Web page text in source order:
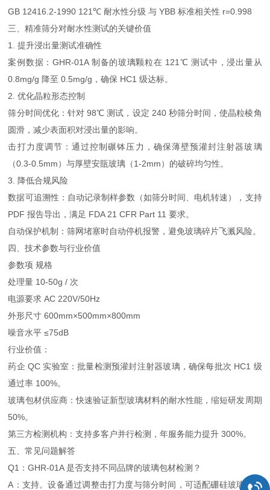
GB 12416.2-1990 121℃ 耐水性分级 与 YBB 标准相关性 r=0.998
三、精准筛分对耐水性测试的关键价值
1. 提升浸出量测试准确性
案例数据：GHR-01A 制备的玻璃颗粒在 121℃ 测试中，浸出量从
0.8mg/g 降至 0.5mg/g，确保 HC1 级达标。
2. 优化晶粒形态控制
筛分时间优化：针对 98℃ 测试，设定 240 秒筛分时间，使晶粒棱角
圆滑，减少表面积对浸出量的影响。
击打力度调节：通过控制碾钵压力，确保薄壁预灌封注射器玻璃
（0.3-0.5mm）与厚壁安瓿玻璃（1-2mm）的破碎均匀性。
3. 降低合规风险
数据可追溯性：自动记录制样参数（如筛分时间、电机转速），支持
PDF 报告导出，满足 FDA 21 CFR Part 11 要求。
自动保护机制：筛网堵塞时自动停机报警，避免玻璃碎片飞溅风险。
四、技术参数与行业价值
参数项 规格
处理量 10-50g / 次
电源要求 AC 220V/50Hz
外形尺寸 600mm×500mm×800mm
噪音水平 ≤75dB
行业价值：
药企 QC 实验室：批量检测预灌封注射器玻璃，确保每批次 HC1 级
通过率 100%。
玻璃包材供应商：快速验证新型玻璃材料的耐水性能，缩短研发周期
50%。
第三方检测机构：支持多客户并行检测，年服务能力提升 300%。
五、常见问题解答
Q1：GHR-01A 是否支持不同品牌的玻璃包材检测？
A：支持。设备通过调整击打力度与筛分时间，可适配硼硅玻璃、钠